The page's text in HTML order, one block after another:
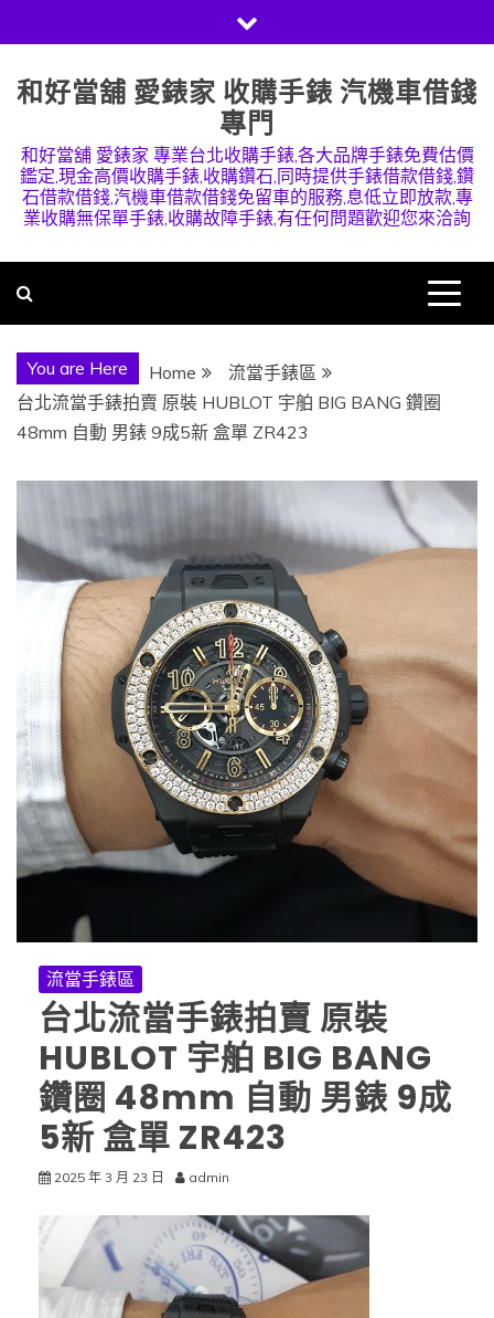
to
content
和好當舖 愛錶家 收購手錶 汽機車借錢
專門
和好當舖 愛錶家 專業台北收購手錶,各大品牌手錶免費估價
鑑定,現金高價收購手錶,收購鑽石,同時提供手錶借款借錢,鑽
石借款借錢,汽機車借款借錢免留車的服務,息低立即放款,專
業收購無保單手錶,收購故障手錶,有任何問題歡迎您來洽詢
You are Here Home
流當手錶區
台北流當手錶拍賣 原裝 HUBLOT 宇舶 BIG BANG 鑽圈
48mm 自動 男錶 9成5新 盒單 ZR423
流當手錶區
台北流當手錶拍賣 原裝
HUBLOT 宇舶 BIG BANG
鑽圈 48mm 自動 男錶 9成
5新 盒單 ZR423
2025 年 3 月 23 日 admin